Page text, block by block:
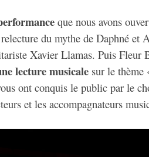
que nous avons
du mythe de Daphné et
Xavier Llamas. Puis Fleur
lecture musicale sur le
ont conquis le public par le
et les accompagnateurs